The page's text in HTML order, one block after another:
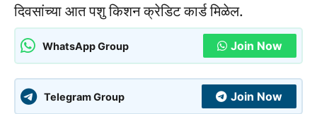
दिवसांच्या आत पशु किशन क्रेडिट कार्ड मिळेल.
WhatsApp Group Join Now
Telegram Group Join Now